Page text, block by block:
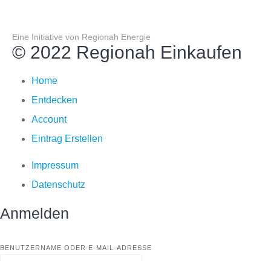
Eine Initiative von Regionah Energie
© 2022 Regionah Einkaufen
Home
Entdecken
Account
Eintrag Erstellen
Impressum
Datenschutz
Anmelden
BENUTZERNAME ODER E-MAIL-ADRESSE